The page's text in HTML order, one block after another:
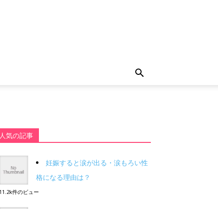
人気の記事
妊娠すると涙が出る・涙もろい性
格になる理由は？
11.2k件のビュー